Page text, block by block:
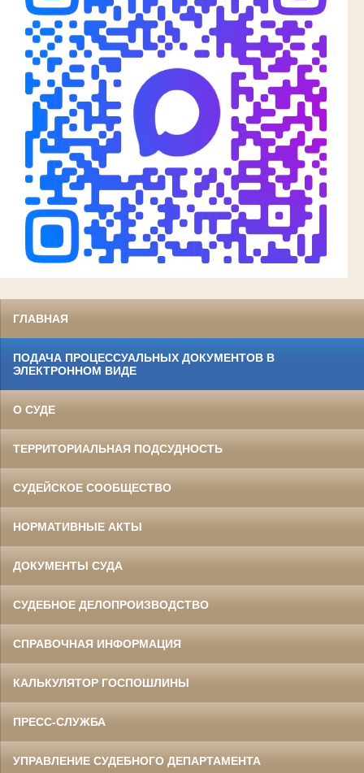
ГЛАВНАЯ
ПОДАЧА ПРОЦЕССУАЛЬНЫХ ДОКУМЕНТОВ В
ЭЛЕКТРОННОМ ВИДЕ
О СУДЕ
ТЕРРИТОРИАЛЬНАЯ ПОДСУДНОСТЬ
СУДЕЙСКОЕ СООБЩЕСТВО
НОРМАТИВНЫЕ АКТЫ
ДОКУМЕНТЫ СУДА
СУДЕБНОЕ ДЕЛОПРОИЗВОДСТВО
СПРАВОЧНАЯ ИНФОРМАЦИЯ
КАЛЬКУЛЯТОР ГОСПОШЛИНЫ
ПРЕСС-СЛУЖБА
УПРАВЛЕНИЕ СУДЕБНОГО ДЕПАРТАМЕНТА